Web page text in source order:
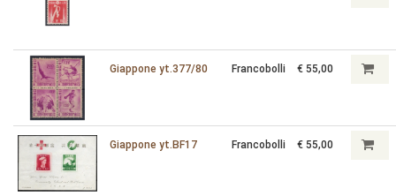
Giappone yt.377/80 Francobolli € 55,00
Giappone yt.BF17 Francobolli € 55,00